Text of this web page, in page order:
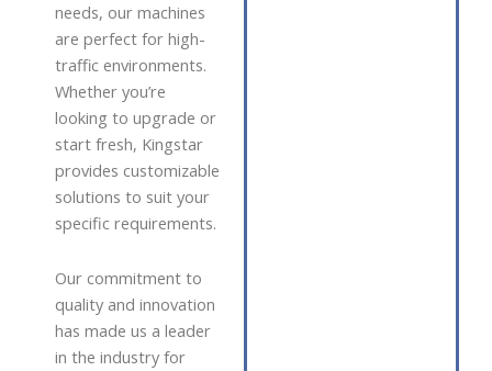
needs, our machines
are perfect for high-
traffic environments.
Whether you’re
looking to upgrade or
start fresh, Kingstar
provides customizable
solutions to suit your
specific requirements.
Our commitment to
quality and innovation
has made us a leader
in the industry for